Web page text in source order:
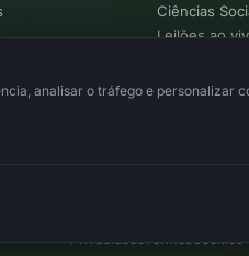
Ciências
Leilões ao
PrivacidadeTermosCookies
analisar o tráfego e personalizar